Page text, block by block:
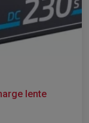
lente